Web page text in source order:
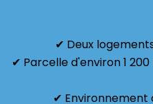
✔ Deux
✔ Parcelle d'environ 1
✔